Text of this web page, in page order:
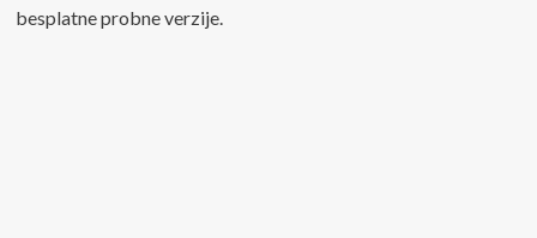
besplatne probne verzije.